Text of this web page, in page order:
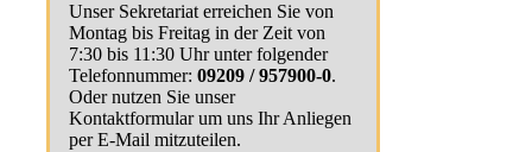
Unser Sekretariat erreichen Sie von
Montag bis Freitag in der Zeit von
7:30 bis 11:30 Uhr unter folgender
Telefonnummer: 09209 / 957900-0.
Oder nutzen Sie unser
Kontaktformular um uns Ihr Anliegen
per E-Mail mitzuteilen.